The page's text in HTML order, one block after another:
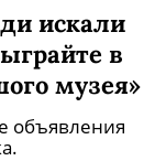
искали
в
музея»
объявления